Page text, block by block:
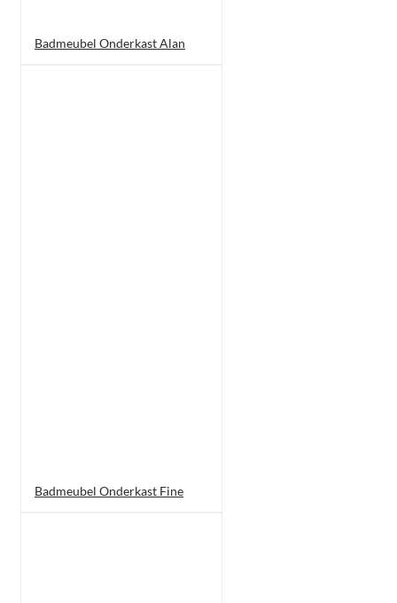
Badmeubel Onderkast Alan
Badmeubel Onderkast Fine